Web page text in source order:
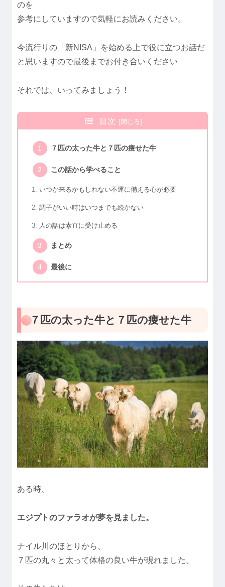
のを
参考にしていますので気軽にお読みください。
今流行りの「新NISA」を始める上で役に立つお話だ
と思いますので最後までお付き合いください
それでは、いってみましょう！
目次
７匹の太った牛と７匹の痩せた牛
この話から学べること
いつか来るかもしれない不運に備える心が必要
調子がいい時はいつまでも続かない
人の話は素直に受け止める
まとめ
最後に
７匹の太った牛と７匹の痩せた牛
ある時、
エジプトのファラオが夢を見ました。
ナイル川のほとりから、
７匹の丸々と太って体格の良い牛が現れました。